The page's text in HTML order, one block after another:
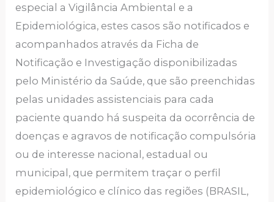
especial a Vigilância Ambiental e a
Epidemiológica, estes casos são notificados e
acompanhados através da Ficha de
Notificação e Investigação disponibilizadas
pelo Ministério da Saúde, que são preenchidas
pelas unidades assistenciais para cada
paciente quando há suspeita da ocorrência de
doenças e agravos de notificação compulsória
ou de interesse nacional, estadual ou
municipal, que permitem traçar o perfil
epidemiológico e clínico das regiões (BRASIL,